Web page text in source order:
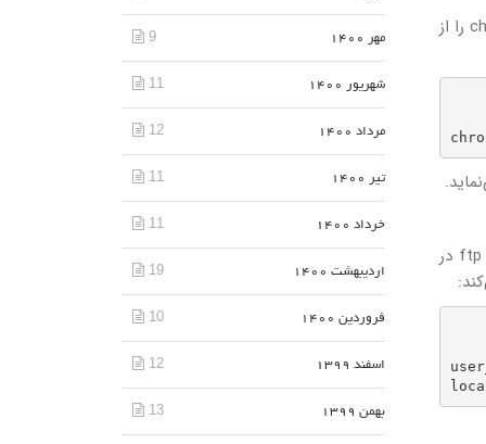
به منظور جلوگیری از دسترسی کاربران محلی FTP به فایل‌های خارج از دایرکتوری‌های اصلی خود، خط مربوط به chroot_local_user را از
روش 1. گزینه توصیه شده، فعال نگه داشتن ویژگی chroot و پیکربندی دایرکتوری‌های FTP است. در این مثال، یک دایرکتوری ftp در
مهر 1400 9
شهریور 1400 11
مرداد 1400 12
تیر 1400 11
خرداد 1400 11
اردیبهشت 1400 19
فروردین 1400 10
اسفند 1399 12
بهمن 1399 13